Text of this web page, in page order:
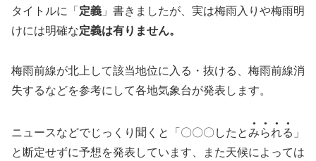
タイトルに「 定義 」書きましたが、実は梅雨入りや梅雨明
けには明確な定義は有りません。
梅雨前線が北上して該当地位に入る・抜ける、梅雨前線消
失するなどを参考にして各地気象台が発表します。
ニュースなどでじっくり聞くと「〇〇〇したとみられる
●●●●
」
と断定せずに予想を発表しています、また天候によっては